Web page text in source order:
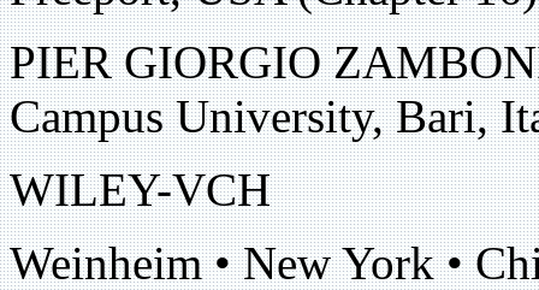
PIER GIORGIO
Campus University, Bari,
WILEY-VCH
Weinheim • New York •